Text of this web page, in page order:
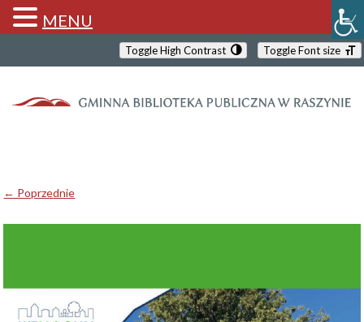
Toggle High Contrast Toggle Font size
← Poprzednie
MENU